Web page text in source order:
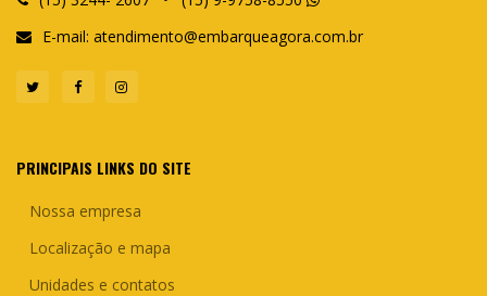
E-mail: atendimento@embarqueagora.com.br
PRINCIPAIS LINKS DO SITE
Nossa empresa
Localização e mapa
Unidades e contatos